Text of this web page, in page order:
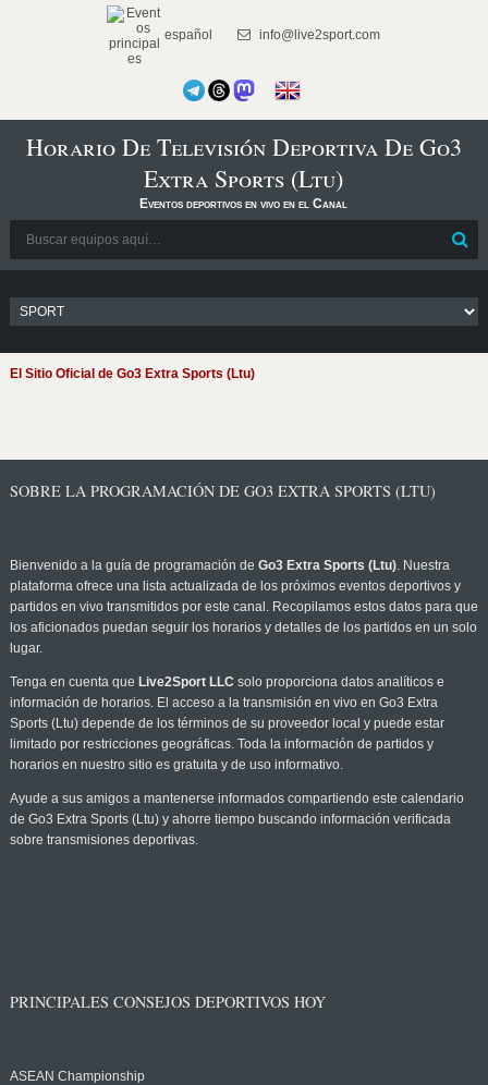
español info@live2sport.com
Horario De Televisión Deportiva De Go3
Extra Sports (Ltu)
Eventos deportivos en vivo en el Canal
El Sitio Oficial de Go3 Extra Sports (Ltu)
SOBRE LA PROGRAMACIÓN DE GO3 EXTRA SPORTS (LTU)
Bienvenido a la guía de programación de Go3 Extra Sports (Ltu). Nuestra
plataforma ofrece una lista actualizada de los próximos eventos deportivos y
partidos en vivo transmitidos por este canal. Recopilamos estos datos para que
los aficionados puedan seguir los horarios y detalles de los partidos en un solo
lugar.
Tenga en cuenta que Live2Sport LLC solo proporciona datos analíticos e
información de horarios. El acceso a la transmisión en vivo en Go3 Extra
Sports (Ltu) depende de los términos de su proveedor local y puede estar
limitado por restricciones geográficas. Toda la información de partidos y
horarios en nuestro sitio es gratuita y de uso informativo.
Ayude a sus amigos a mantenerse informados compartiendo este calendario
de Go3 Extra Sports (Ltu) y ahorre tiempo buscando información verificada
sobre transmisiones deportivas.
PRINCIPALES CONSEJOS DEPORTIVOS HOY
ASEAN Championship